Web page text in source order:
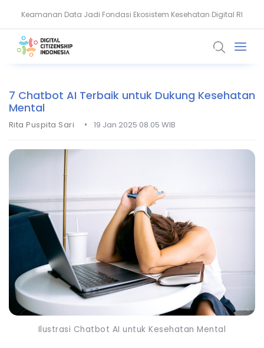
Keamanan Data Jadi Fondasi Ekosistem Kesehatan Digital RI
Akun WhatsApp Diblokir? Ini Penyebab dan Cara Mengatasinya
7 Chatbot AI Terbaik untuk Dukung Kesehatan
Mental
Rita Puspita Sari • 19 Jan 2025 08.05 WIB
Ilustrasi Chatbot AI untuk Kesehatan Mental